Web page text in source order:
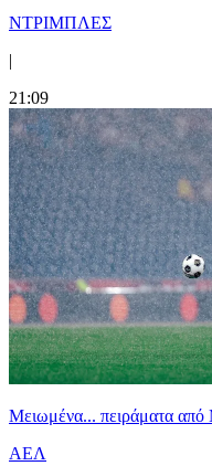
ΝΤΡΙΜΠΛΕΣ
|
21:09
Μειωμένα... πειράματα από
ΑΕΛ